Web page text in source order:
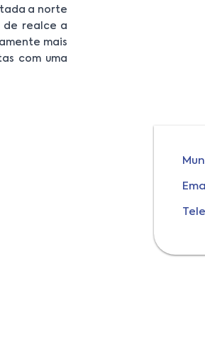
a norte
de realce a
mais
com uma